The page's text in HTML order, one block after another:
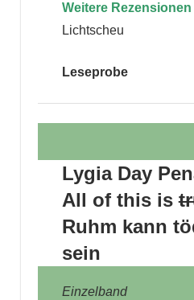
Weitere
Lichtscheu
Leseprobe
Lygia Day
All of this is
Ruhm kann
sein
Einzelband